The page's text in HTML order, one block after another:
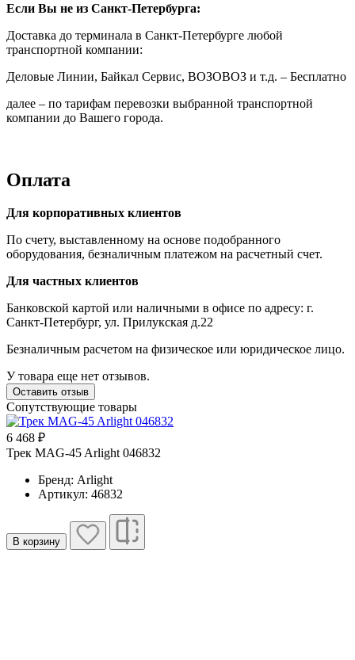
Если Вы не из Санкт-Петербурга:
Доставка до терминала в Санкт-Петербурге любой
транспортной компании:
Деловые Линии, Байкал Сервис, ВОЗОВОЗ и т.д. – Бесплатно
далее – по тарифам перевозки выбранной транспортной
компании до Вашего города.
Оплата
Для корпоративных клиентов
По счету, выставленному на основе подобранного
оборудования, безналичным платежом на расчетный счет.
Для частных клиентов
Банковской картой или наличными в офисе по адресу: г.
Санкт-Петербург, ул. Прилукская д.22
Безналичным расчетом на физическое или юридическое лицо.
У товара еще нет отзывов.
Оставить отзыв
Сопутствующие товары
6 468 ₽
Трек MAG-45 Arlight 046832
Бренд: Arlight
Артикул: 46832
В корзину